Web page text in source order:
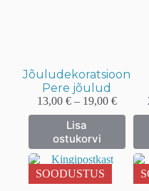
Jõuludekoratsioon
Pere jõulud
13,00 € – 19,00 €
13,00
Lisa
ostukorvi
Sellel
tootel
on
mitu
varianti.
Valikuid
SOODUSTUS